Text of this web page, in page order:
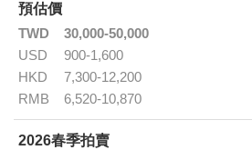
預估價
TWD
30,000-50,000
USD
900-1,600
HKD
7,300-12,200
RMB
6,520-10,870
2026春季拍賣